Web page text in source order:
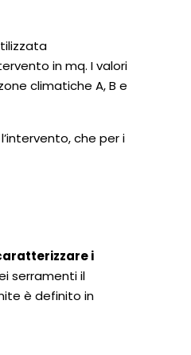
in mq. I valori
climatiche A, B e
che per i
i
serramenti il
è definito in